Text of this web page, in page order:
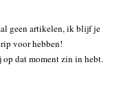
geen artikelen, ik blijf je
voor hebben!
dat moment zin in hebt.